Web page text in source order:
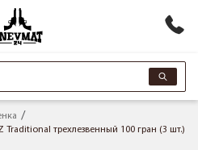
трехлезвенный 100 гран (3 шт.)